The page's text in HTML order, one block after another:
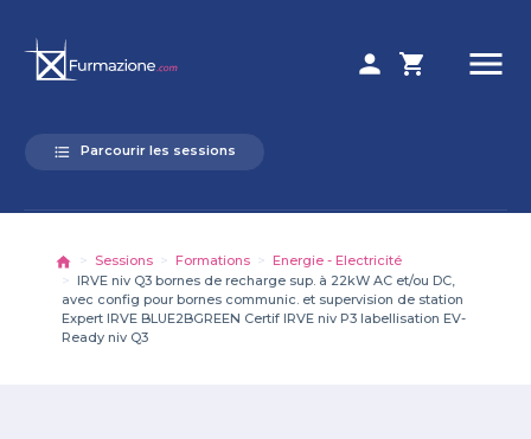
person shopping_cart menu
format_list_bulleted Parcourir les sessions
Sessions Formations
Energie - Electricité
IRVE niv Q3 bornes de recharge sup. à 22kW AC et/ou DC,
avec config pour bornes communic. et supervision de station
Expert IRVE BLUE2BGREEN Certif IRVE niv P3 labellisation EV-
Ready niv Q3